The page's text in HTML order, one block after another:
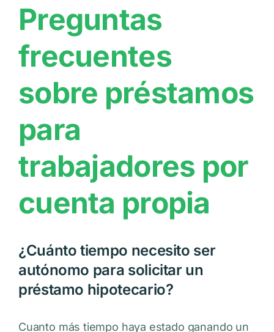
Preguntas
frecuentes
sobre préstamos
para
trabajadores por
cuenta propia
¿Cuánto tiempo necesito ser
autónomo para solicitar un
préstamo hipotecario?
Cuanto más tiempo haya estado ganando un